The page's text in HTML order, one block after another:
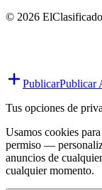
© 2026
PublicarPublicar
Tus opciones de
Usamos cookies
permiso —
anuncios de
cualquier momento.